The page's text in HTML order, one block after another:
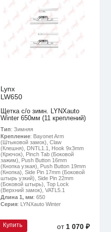
Lynx
LW650
Щетка с/о зимн. LYNXauto
Winter 650мм (11 креплений)
Тип: Зимняя
Крепление: Bayonet Arm
(Штыковой замок), Claw
(Клешня), DNTL1.1, Hook 9x3mm
(Крючок), Pinch Tab (Боковой
зажим), Push Button 16mm
(Кнопка узкая), Push Button 19mm
(Кнопка), Side Pin 17mm (Боковой
штырь узкий), Side Pin 22mm
(Боковой штырь), Top Lock
(Верхний замок), VATL5.1
Длина 1, мм: 650
Серия: LYNXauto Winter
Купить от 1 070 ₽